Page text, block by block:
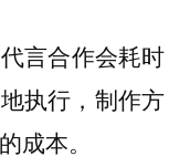
言合作会耗时
执行，制作方
成本。